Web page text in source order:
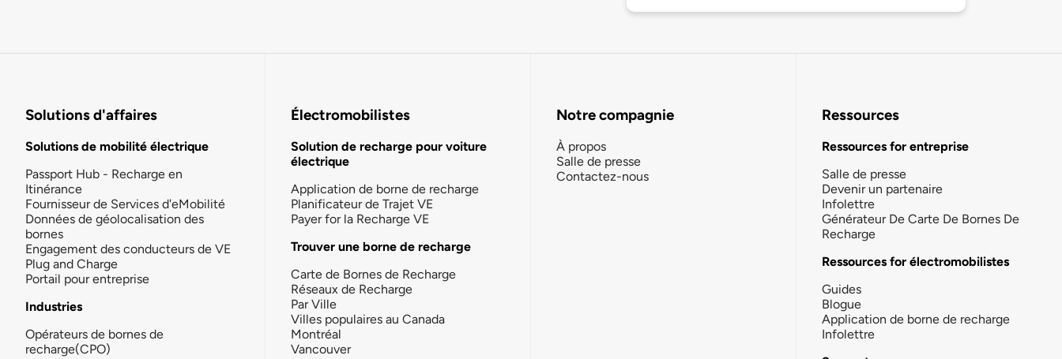
Solutions d'affaires
Solutions de mobilité électrique
Passport Hub - Recharge en
Itinérance
Fournisseur de Services d'eMobilité
Données de géolocalisation des
bornes
Engagement des conducteurs de VE
Plug and Charge
Portail pour entreprise
Industries
Opérateurs de bornes de
recharge(CPO)
Électromobilistes
Solution de recharge pour voiture
électrique
Application de borne de recharge
Planificateur de Trajet VE
Payer for la Recharge VE
Trouver une borne de recharge
Carte de Bornes de Recharge
Réseaux de Recharge
Par Ville
Villes populaires au Canada
Montréal
Vancouver
Notre compagnie
À propos
Salle de presse
Contactez-nous
Ressources
Ressources for entreprise
Salle de presse
Devenir un partenaire
Infolettre
Générateur De Carte De Bornes De
Recharge
Ressources for électromobilistes
Guides
Blogue
Application de borne de recharge
Infolettre